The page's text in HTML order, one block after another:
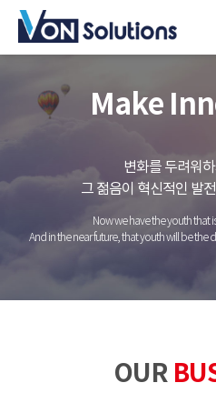
Make
변화를 두려워
그 젊음이 혁신적인 발
Now we have the youth that
And in the near future, that youth will be the
OUR